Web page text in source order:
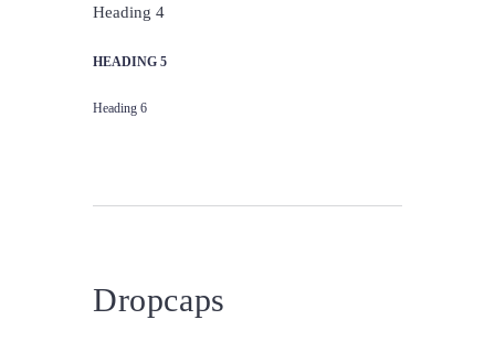
Heading 4
HEADING 5
Heading 6
Dropcaps